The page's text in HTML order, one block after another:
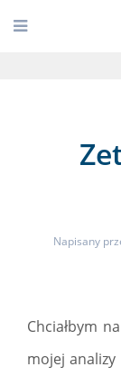
Napisany
Chciałbym
mojej